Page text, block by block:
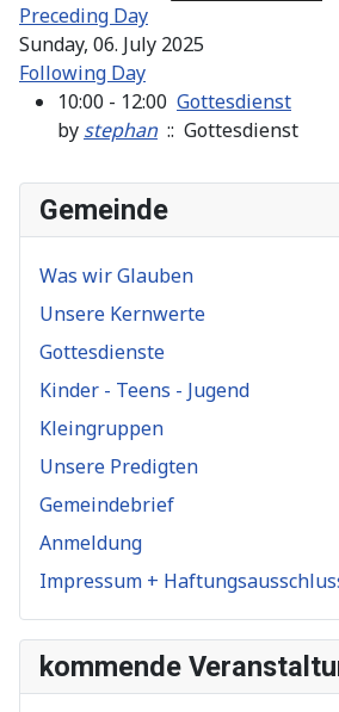
Preceding Day
Sunday, 06. July 2025
Following Day
10:00 - 12:00 Gottesdienst
by stephan:: Gottesdienst
Gemeinde
Was wir Glauben
Unsere Kernwerte
Gottesdienste
Kinder - Teens - Jugend
Kleingruppen
Unsere Predigten
Gemeindebrief
Anmeldung
Impressum +
kommende